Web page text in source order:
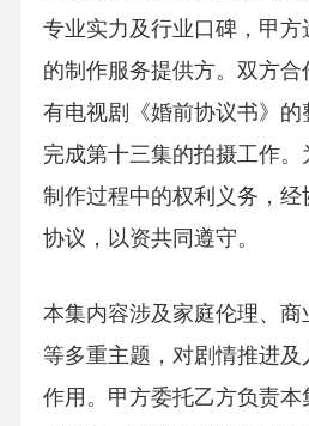
专业实力及行业口碑，甲
的制作服务提供方。双方
有电视剧《婚前协议书》
完成第十三集的拍摄工作
制作过程中的权利义务，经
协议，以资共同遵守。
本集内容涉及家庭伦理、
等多重主题，对剧情推进
作用。甲方委托乙方负责本